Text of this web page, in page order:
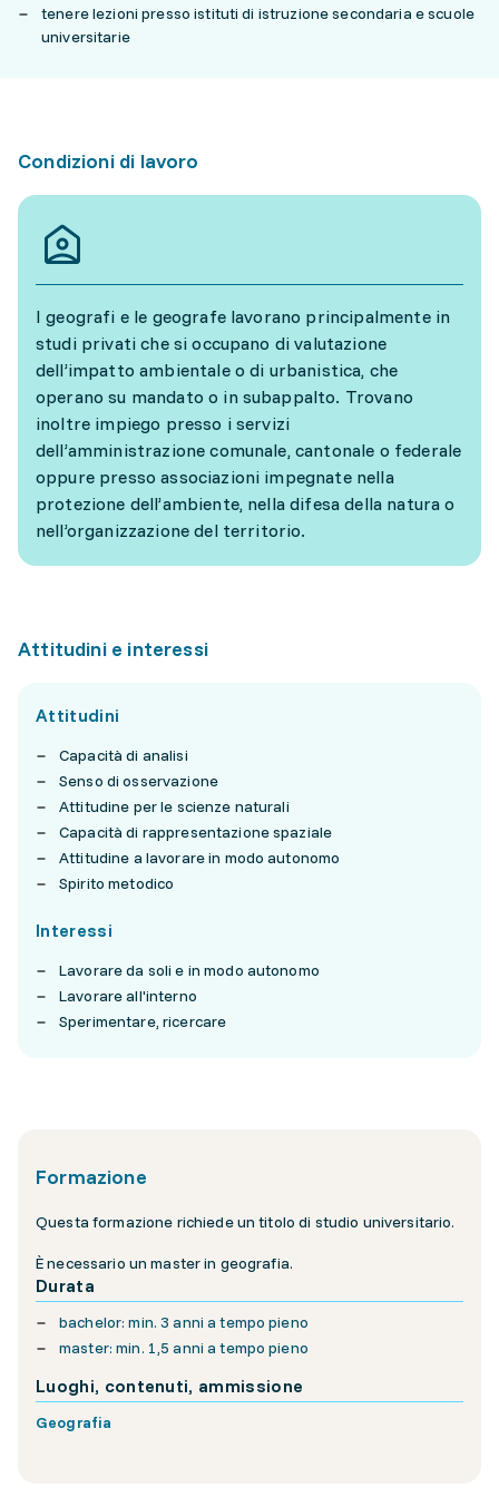
tenere lezioni presso istituti di istruzione secondaria e scuole
universitarie
Condizioni di lavoro
I geografi e le geografe lavorano principalmente in
studi privati che si occupano di valutazione
dell’impatto ambientale o di urbanistica, che
operano su mandato o in subappalto. Trovano
inoltre impiego presso i servizi
dell’amministrazione comunale, cantonale o federale
oppure presso associazioni impegnate nella
protezione dell’ambiente, nella difesa della natura o
nell’organizzazione del territorio.
Attitudini e interessi
Attitudini
Capacità di analisi
Senso di osservazione
Attitudine per le scienze naturali
Capacità di rappresentazione spaziale
Attitudine a lavorare in modo autonomo
Spirito metodico
Interessi
Lavorare da soli e in modo autonomo
Lavorare all'interno
Sperimentare, ricercare
Formazione
Questa formazione richiede un titolo di studio universitario.
È necessario un master in geografia.
Durata
bachelor: min. 3 anni a tempo pieno
master: min. 1,5 anni a tempo pieno
Luoghi, contenuti, ammissione
Geografia